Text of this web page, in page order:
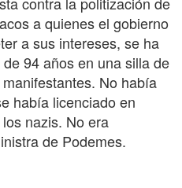
a quienes el gobierno
a sus intereses, se ha
94 años en una silla de
No había
había licenciado en
nazis. No era
de Podemes.